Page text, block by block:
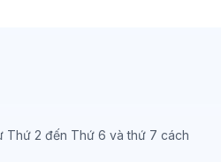
Thứ 2 đến Thứ 6 và thứ 7 cách